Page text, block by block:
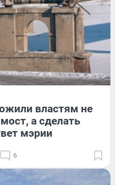
властям не
а сделать
мэрии
6